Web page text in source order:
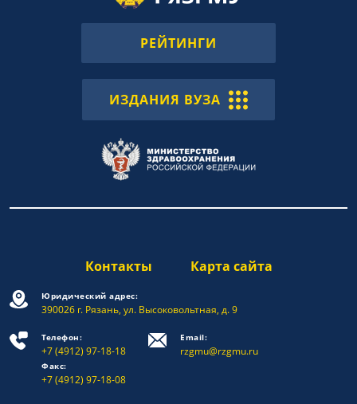
РЕЙТИНГИ
ИЗДАНИЯ ВУЗА
Контакты Карта сайта
Юридический адрес:
390026 г. Рязань, ул. Высоковольтная, д. 9
Телефон:
+7 (4912) 97-18-18
Факс:
+7 (4912) 97-18-08
Email:
rzgmu@rzgmu.ru